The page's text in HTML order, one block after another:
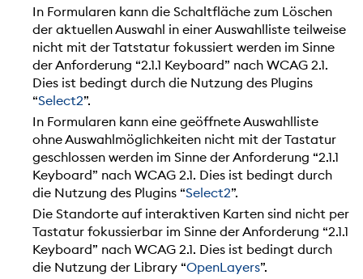
In Formularen kann die Schaltfläche zum Löschen
der aktuellen Auswahl in einer Auswahlliste teilweise
nicht mit der Tatstatur fokussiert werden im Sinne
der Anforderung “2.1.1 Keyboard” nach WCAG 2.1.
Dies ist bedingt durch die Nutzung des Plugins
“Select2”.
In Formularen kann eine geöffnete Auswahlliste
ohne Auswahlmöglichkeiten nicht mit der Tastatur
geschlossen werden im Sinne der Anforderung “2.1.1
Keyboard” nach WCAG 2.1. Dies ist bedingt durch
die Nutzung des Plugins “Select2”.
Die Standorte auf interaktiven Karten sind nicht per
Tastatur fokussierbar im Sinne der Anforderung “2.1.1
Keyboard” nach WCAG 2.1. Dies ist bedingt durch
die Nutzung der Library “OpenLayers”.